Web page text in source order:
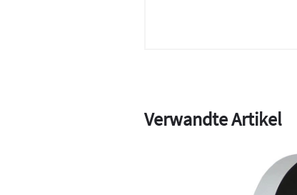
Verwandte Artikel